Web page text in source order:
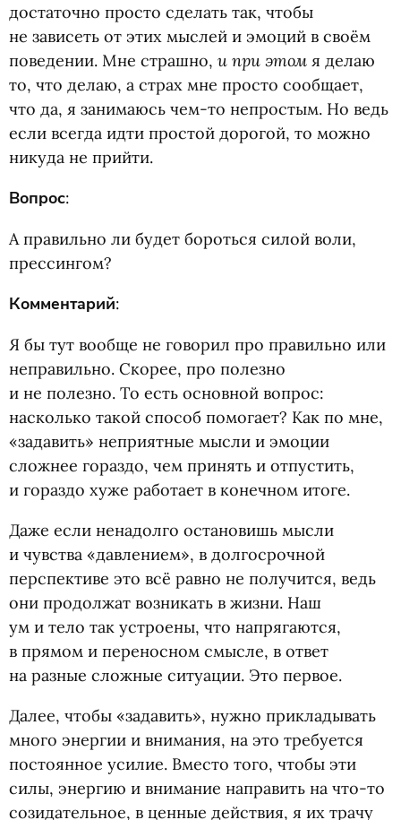
достаточно просто сделать так, чтобы
не зависеть от этих мыслей и эмоций в своём
поведении. Мне страшно, и при этом я делаю
то, что делаю, а страх мне просто сообщает,
что да, я занимаюсь чем-то непростым. Но ведь
если всегда идти простой дорогой, то можно
никуда не прийти.
Вопрос:
А правильно ли будет бороться силой воли,
прессингом?
Комментарий:
Я бы тут вообще не говорил про правильно или
неправильно. Скорее, про полезно
и не полезно. То есть основной вопрос:
насколько такой способ помогает? Как по мне,
«задавить» неприятные мысли и эмоции
сложнее гораздо, чем принять и отпустить,
и гораздо хуже работает в конечном итоге.
Даже если ненадолго остановишь мысли
и чувства «давлением», в долгосрочной
перспективе это всё равно не получится, ведь
они продолжат возникать в жизни. Наш
ум и тело так устроены, что напрягаются,
в прямом и переносном смысле, в ответ
на разные сложные ситуации. Это первое.
Далее, чтобы «задавить», нужно прикладывать
много энергии и внимания, на это требуется
постоянное усилие. Вместо того, чтобы эти
силы, энергию и внимание направить на что-то
созидательное, в ценные действия, я их трачу